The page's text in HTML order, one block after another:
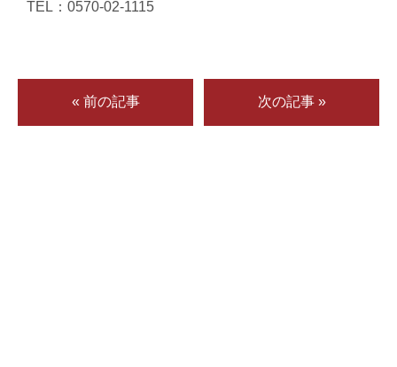
TEL：0570-02-1115
« 前の記事 次の記事 »